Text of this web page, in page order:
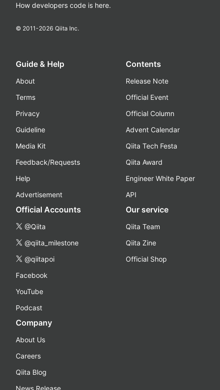
How developers code is here.
© 2011-2026 Qiita Inc.
Guide & Help
About
Terms
Privacy
Guideline
Media Kit
Feedback/Requests
Help
Advertisement
Contents
Release Note
Official Event
Official Column
Advent Calendar
Qiita Tech Festa
Qiita Award
Engineer White Paper
API
Official Accounts
@Qiita
@qiita_milestone
@qiitapoi
Facebook
YouTube
Podcast
Our service
Qiita Team
Qiita Zine
Official Shop
Company
About Us
Careers
Qiita Blog
News Release